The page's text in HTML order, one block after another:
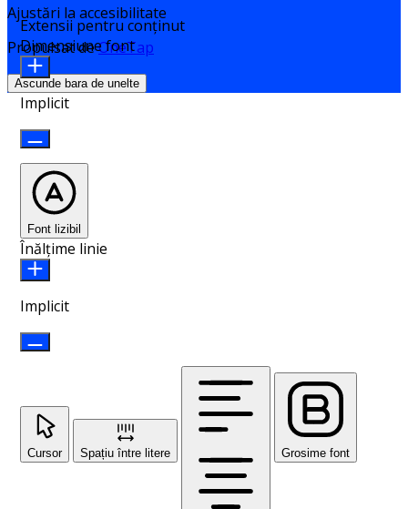
Ajustări la accesibilitate
Propulsat deOneTap
Ascunde bara de unelte
Extensii pentru conținut
Dimensiune font
Implicit
Font lizibil
Înălțime linie
Implicit
Cursor Spațiu între litere Grosime font